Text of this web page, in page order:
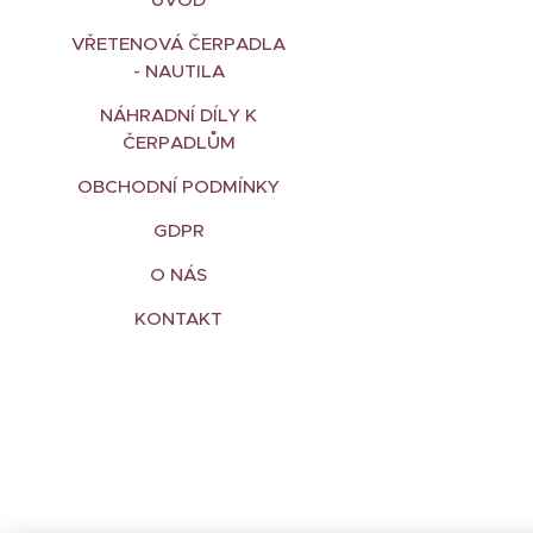
VŘETENOVÁ ČERPADLA
- NAUTILA
NÁHRADNÍ DÍLY K
ČERPADLŮM
OBCHODNÍ PODMÍNKY
GDPR
O NÁS
KONTAKT